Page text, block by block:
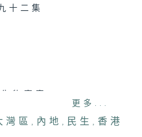
十二集
育與野化放飛項目取
更多...
灣區 , 內地 , 民生 , 香港